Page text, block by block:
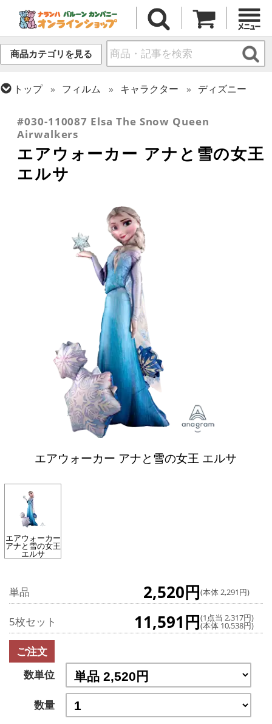
商品カテゴリを見る
トップ フィルム キャラクター
ディズニー
お散歩・エアウォーカー
#030-110087 Elsa The Snow Queen
Airwalkers
エアウォーカー アナと雪の女王
エルサ
エアウォーカー アナと雪の女王 エルサ
エアウォーカー
アナと雪の女王
エルサ
単品 2,520円(本体 2,291円)
5枚セット 11,591円(1点当 2,317円)
(本体 10,538円)
ご注文
数単位
数量